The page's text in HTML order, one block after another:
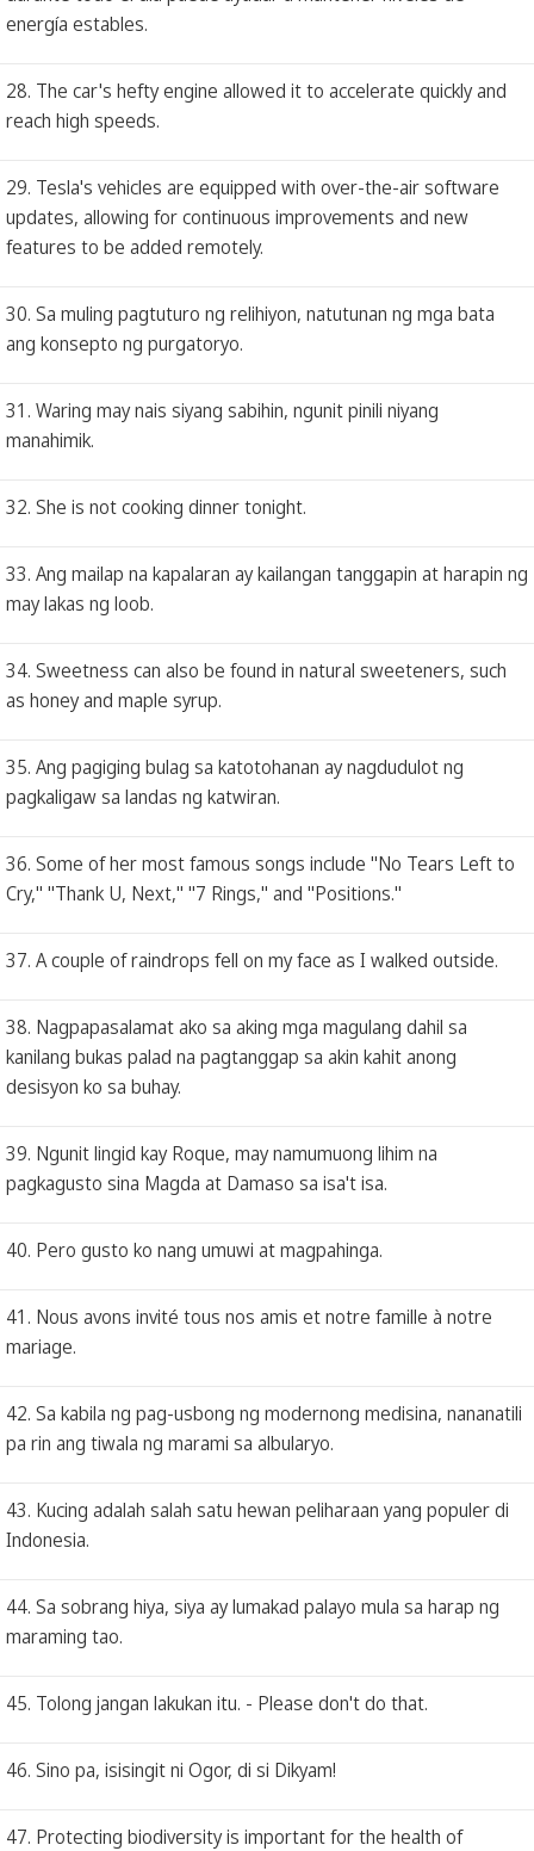
energía estables.
28. The car's hefty engine allowed it to accelerate quickly and
reach high speeds.
29. Tesla's vehicles are equipped with over-the-air software
updates, allowing for continuous improvements and new
features to be added remotely.
30. Sa muling pagtuturo ng relihiyon, natutunan ng mga bata
ang konsepto ng purgatoryo.
31. Waring may nais siyang sabihin, ngunit pinili niyang
manahimik.
32. She is not cooking dinner tonight.
33. Ang mailap na kapalaran ay kailangan tanggapin at harapin ng
may lakas ng loob.
34. Sweetness can also be found in natural sweeteners, such
as honey and maple syrup.
35. Ang pagiging bulag sa katotohanan ay nagdudulot ng
pagkaligaw sa landas ng katwiran.
36. Some of her most famous songs include "No Tears Left to
Cry," "Thank U, Next," "7 Rings," and "Positions."
37. A couple of raindrops fell on my face as I walked outside.
38. Nagpapasalamat ako sa aking mga magulang dahil sa
kanilang bukas palad na pagtanggap sa akin kahit anong
desisyon ko sa buhay.
39. Ngunit lingid kay Roque, may namumuong lihim na
pagkagusto sina Magda at Damaso sa isa't isa.
40. Pero gusto ko nang umuwi at magpahinga.
41. Nous avons invité tous nos amis et notre famille à notre
mariage.
42. Sa kabila ng pag-usbong ng modernong medisina, nananatili
pa rin ang tiwala ng marami sa albularyo.
43. Kucing adalah salah satu hewan peliharaan yang populer di
Indonesia.
44. Sa sobrang hiya, siya ay lumakad palayo mula sa harap ng
maraming tao.
45. Tolong jangan lakukan itu. - Please don't do that.
46. Sino pa, isisingit ni Ogor, di si Dikyam!
47. Protecting biodiversity is important for the health of